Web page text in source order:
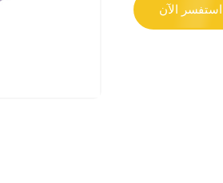
استفسر الآن